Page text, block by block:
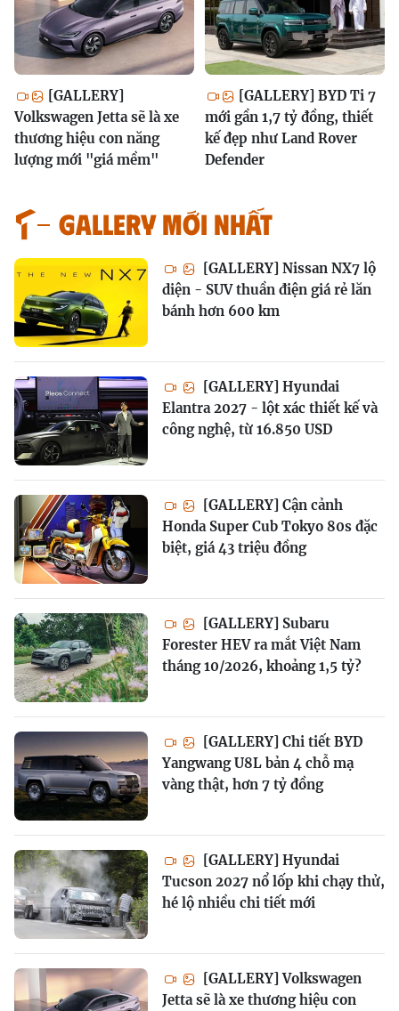
[GALLERY]
Volkswagen Jetta sẽ là xe
thương hiệu con năng
lượng mới "giá mềm"
[GALLERY] BYD Ti 7
mới gần 1,7 tỷ đồng, thiết
kế đẹp như Land Rover
Defender
GALLERY MỚI NHẤT
[GALLERY] Nissan NX7 lộ
diện - SUV thuần điện giá rẻ lăn
bánh hơn 600 km
[GALLERY] Hyundai
Elantra 2027 - lột xác thiết kế và
công nghệ, từ 16.850 USD
[GALLERY] Cận cảnh
Honda Super Cub Tokyo 80s đặc
biệt, giá 43 triệu đồng
[GALLERY] Subaru
Forester HEV ra mắt Việt Nam
tháng 10/2026, khoảng 1,5 tỷ?
[GALLERY] Chi tiết BYD
Yangwang U8L bản 4 chỗ mạ
vàng thật, hơn 7 tỷ đồng
[GALLERY] Hyundai
Tucson 2027 nổ lốp khi chạy thử,
hé lộ nhiều chi tiết mới
[GALLERY] Volkswagen
Jetta sẽ là xe thương hiệu con